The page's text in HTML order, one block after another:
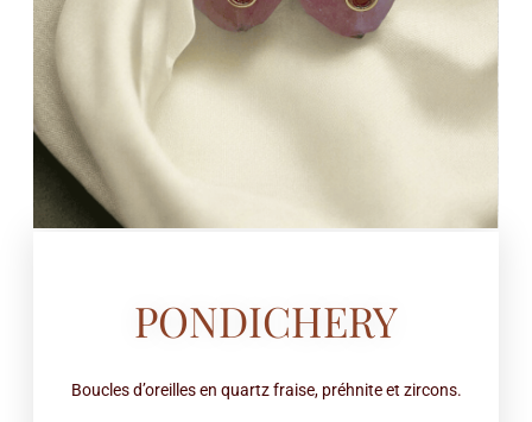
PONDICHERY
Boucles d’oreilles en quartz fraise, préhnite et zircons.